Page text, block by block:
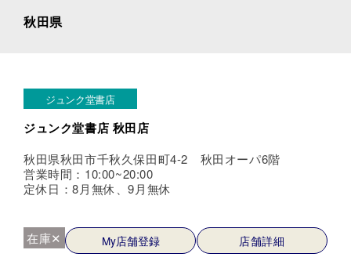
秋田県
ジュンク堂書店
ジュンク堂書店 秋田店
秋田県秋田市千秋久保田町4-2 秋田オーパ6階
営業時間：10:00~20:00
定休日：8月無休、9月無休
在庫✕ My店舗登録 店舗詳細